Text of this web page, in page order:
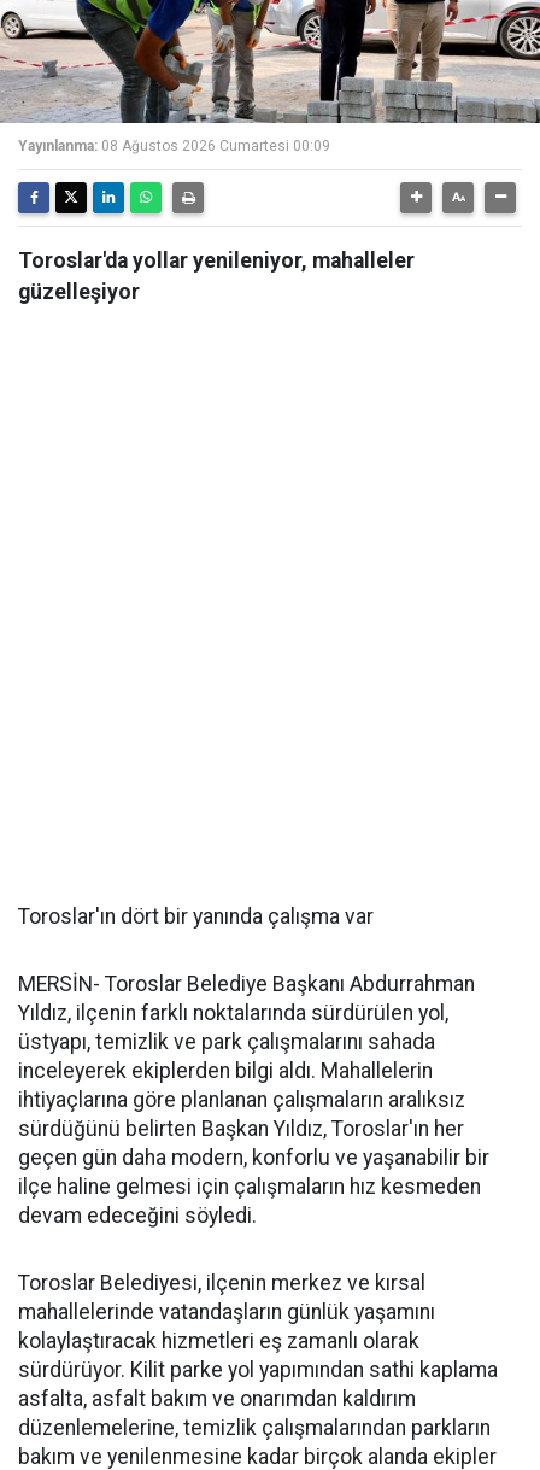
Yayınlanma: 08 Ağustos 2026 Cumartesi 00:09
Toroslar'da yollar yenileniyor, mahalleler
güzelleşiyor
Toroslar'ın dört bir yanında çalışma var
MERSİN- Toroslar Belediye Başkanı Abdurrahman
Yıldız, ilçenin farklı noktalarında sürdürülen yol,
üstyapı, temizlik ve park çalışmalarını sahada
inceleyerek ekiplerden bilgi aldı. Mahallelerin
ihtiyaçlarına göre planlanan çalışmaların aralıksız
sürdüğünü belirten Başkan Yıldız, Toroslar'ın her
geçen gün daha modern, konforlu ve yaşanabilir bir
ilçe haline gelmesi için çalışmaların hız kesmeden
devam edeceğini söyledi.
Toroslar Belediyesi, ilçenin merkez ve kırsal
mahallelerinde vatandaşların günlük yaşamını
kolaylaştıracak hizmetleri eş zamanlı olarak
sürdürüyor. Kilit parke yol yapımından sathi kaplama
asfalta, asfalt bakım ve onarımdan kaldırım
düzenlemelerine, temizlik çalışmalarından parkların
bakım ve yenilenmesine kadar birçok alanda ekipler